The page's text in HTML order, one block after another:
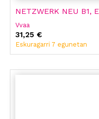
NETZWERK NEU B1,
Vvaa
31,25 €
Eskuragarri 7 egunetan